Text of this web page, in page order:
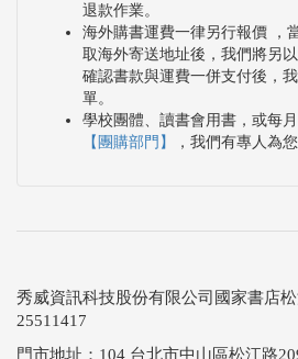
退款作業。
海外購書運費一律另行報價 ，
取海外寄送地址後，我們將另
確認書款與運費一併支付後，
單。
學校團體、讀書會用書，或每
【團購部門】
，我們有專人為您
秀威資訊科技股份有限公司國家書店
25511417
門市地址：104 台北市中山區松江路